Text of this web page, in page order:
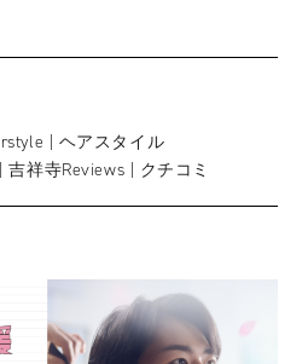
| ヘアスタイル
吉祥寺Reviews | クチコミ